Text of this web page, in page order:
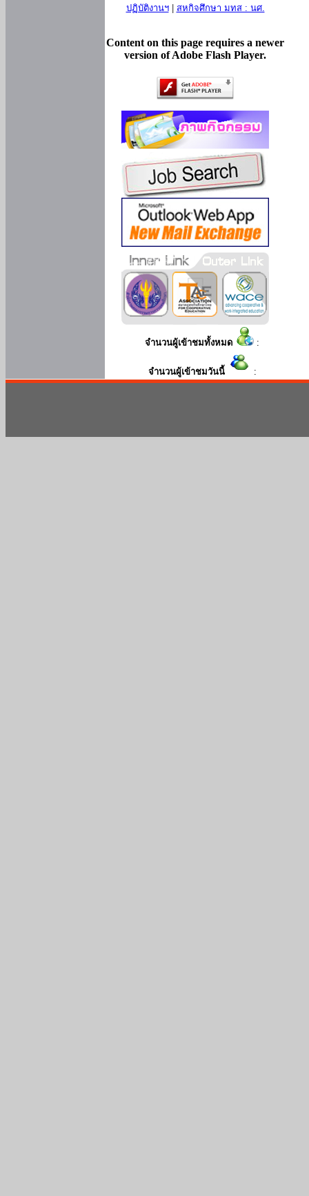
ปฏิบัติงานฯ| สหกิจศึกษา มทส : นศ.
Content on this page requires a newer
version of Adobe Flash Player.
จำนวนผู้เข้าชมทั้งหมด :
จำนวนผู้เข้าชมวันนี้ :